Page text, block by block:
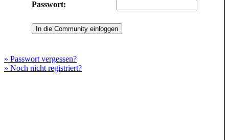
Passwort:
» Passwort vergessen?
» Noch nicht registriert?